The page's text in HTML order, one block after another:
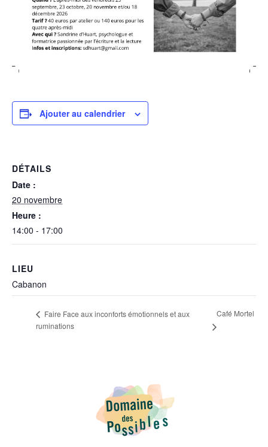
Ajouter au calendrier
DÉTAILS
Date :
20 novembre
Heure :
14:00 - 17:00
LIEU
Cabanon
Faire Face aux inconforts émotionnels et aux
ruminations
Café Mortel